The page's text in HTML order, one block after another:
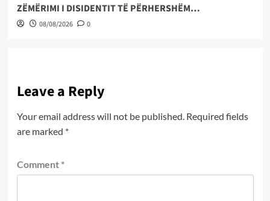
ZËMËRIMI I DISIDENTIT TË PËRHERSHËM…
08/08/2026 0
Leave a Reply
Your email address will not be published. Required fields
are marked *
Comment *